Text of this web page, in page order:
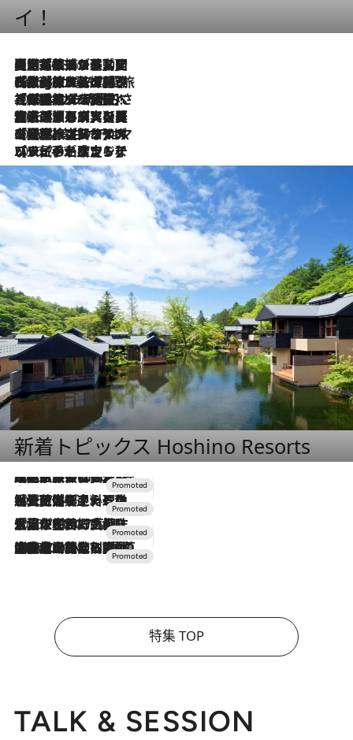
イ！
2026.8.5
【厳選旅コスメ】国内をあちこち移動する河井菜摘が選んだ夏旅ベストコスメ発表！「リラックスアイテムはマスト」【Mサイズジップ】
2026.8.4
【厳選旅コスメ】「紫外線＆乾燥対策しながらメイク感も！」ヘア＆メイクGeorgeが選んだ夏旅ベストコスメを発表！【Mサイズジップ】
2026.8.3
【厳選旅コスメ】「保湿もタイパ重視！」“サウナ好き”タレント清水みさとが愛用する夏旅ベストコスメを発表！【Mサイズジップ】
2026.8.2
【厳選旅コスメ】美容家・瀬戸麻実の夏旅ベストコスメを発表！「ストレスなく使えるクレンジング＆洗顔は必須」【Mサイズジップ】
2026.8.1
【厳選旅コスメ】「UV＆美白ケアはマスト！」フリーアナウンサー宇賀なつみの夏旅ベストコスメを発表！【Mサイズジップ】
2026.7.23
【リピート確定！】ハワイの名店ランチプレートとサンドイッチ、手が止まらない人気ドーナツ
新着トピックス Hoshino Resorts
2026.7.31
【ホテル帰省】という選択肢をOMOが提案。家族とほどよい距離を保つには「昼は実家、夜は気兼ねなくホテルで！」
2026.7.24
【夏限定ディナーコース】旬を迎える稚鮎や花ズッキーニなどをイタリア・トスカーナの郷土料理の手法で満喫！
2026.7.17
「土佐和ハーブかき氷」がOMO7高知に登場！生姜、山椒、大葉など目にも舌にも涼を呼ぶ郷土の味
2026.7.10
NEW OPEN！【界 草津】名湯の地に誕生。趣の異なる2種の温泉と上州ならではの会席・蕎麦割烹など美食を味わう究極の癒やし旅
特集 TOP
TALK & SESSION